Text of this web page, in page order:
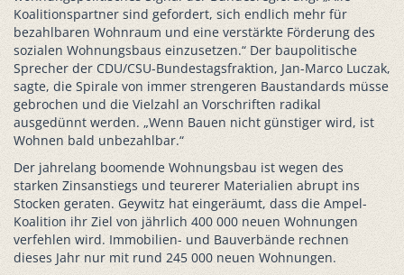
Koalitionspartner sind gefordert, sich endlich mehr für
bezahlbaren Wohnraum und eine verstärkte Förderung des
sozialen Wohnungsbaus einzusetzen.“ Der baupolitische
Sprecher der CDU/CSU-Bundestagsfraktion, Jan-Marco Luczak,
sagte, die Spirale von immer strengeren Baustandards müsse
gebrochen und die Vielzahl an Vorschriften radikal
ausgedünnt werden. „Wenn Bauen nicht günstiger wird, ist
Wohnen bald unbezahlbar.“
Der jahrelang boomende Wohnungsbau ist wegen des
starken Zinsanstiegs und teurerer Materialien abrupt ins
Stocken geraten. Geywitz hat eingeräumt, dass die Ampel-
Koalition ihr Ziel von jährlich 400 000 neuen Wohnungen
verfehlen wird. Immobilien- und Bauverbände rechnen
dieses Jahr nur mit rund 245 000 neuen Wohnungen.